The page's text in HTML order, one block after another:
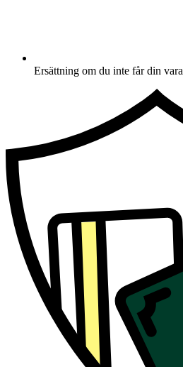
Ersättning om du inte får din vara